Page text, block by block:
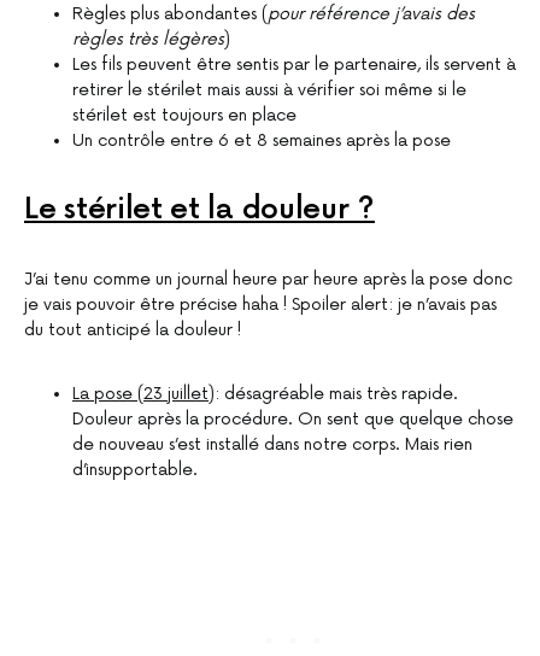
Règles plus abondantes (pour référence j’avais des
règles très légères)
Les fils peuvent être sentis par le partenaire, ils servent à
retirer le stérilet mais aussi à vérifier soi même si le
stérilet est toujours en place
Un contrôle entre 6 et 8 semaines après la pose
Le stérilet et la douleur ?
J’ai tenu comme un journal heure par heure après la pose donc
je vais pouvoir être précise haha ! Spoiler alert: je n’avais pas
du tout anticipé la douleur !
La pose (23 juillet): désagréable mais très rapide.
Douleur après la procédure. On sent que quelque chose
de nouveau s’est installé dans notre corps. Mais rien
d’insupportable.